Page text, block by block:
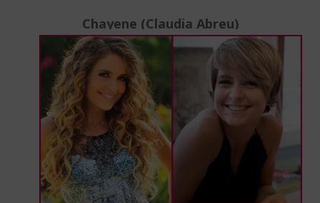
Chayene (Claudia Abreu)